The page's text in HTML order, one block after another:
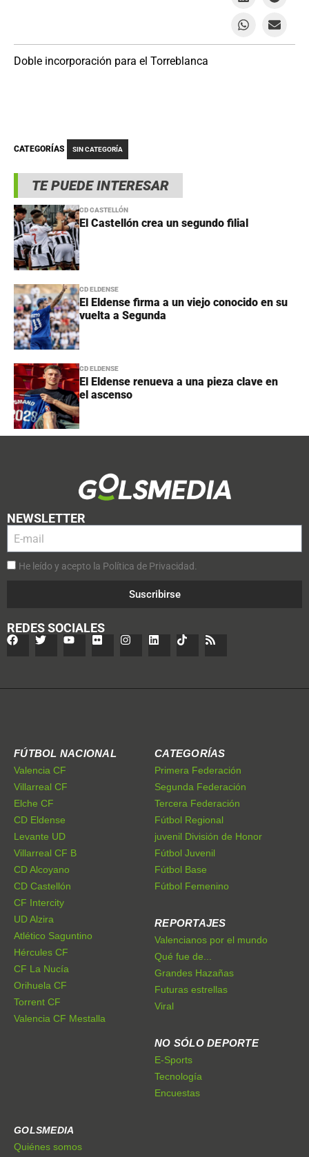
TE PUEDE INTERESAR
CD CASTELLÓN
El Castellón crea un segundo filial
CD ELDENSE
El Eldense firma a un viejo conocido en su
vuelta a Segunda
CD ELDENSE
El Eldense renueva a una pieza clave en
el ascenso
Doble incorporación para el Torreblanca
CATEGORÍAS SIN CATEGORÍA
NEWSLETTER
He leído y acepto la Política de Privacidad.
Suscribirse
REDES SOCIALES
FÚTBOL NACIONAL
Valencia CF
Villarreal CF
Elche CF
CD Eldense
Levante UD
Villarreal CF B
CD Alcoyano
CD Castellón
CF Intercity
UD Alzira
Atlético Saguntino
Hércules CF
CF La Nucía
Orihuela CF
Torrent CF
Valencia CF Mestalla
CATEGORÍAS
Primera Federación
Segunda Federación
Tercera Federación
Fútbol Regional
juvenil División de Honor
Fútbol Juvenil
Fútbol Base
Fútbol Femenino
REPORTAJES
Valencianos por el mundo
Qué fue de...
Grandes Hazañas
Futuras estrellas
Viral
NO SÓLO DEPORTE
E-Sports
Tecnología
Encuestas
GOLSMEDIA
Quiénes somos